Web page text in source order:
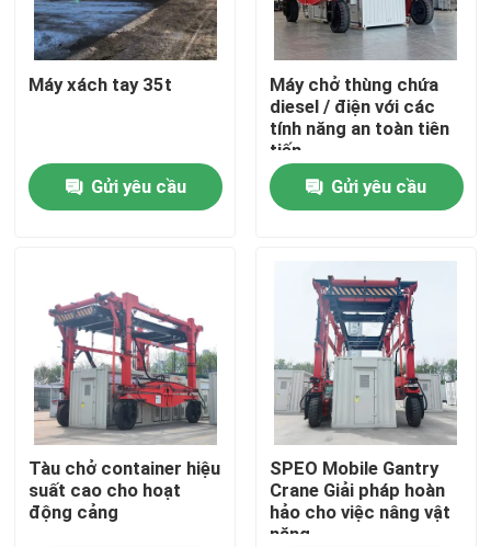
Trang chủ
Các sản phẩm
Video
Về chúng tôi
Máy xách tay 35t
Gửi yêu cầu
Máy chở thùng chứa
diesel / điện với các
tính năng an toàn tiên
tiến
Gửi yêu cầu
Tàu chở container hiệu
suất cao cho hoạt
động cảng
SPEO Mobile Gantry
Crane Giải pháp hoàn
hảo cho việc nâng vật
nặng